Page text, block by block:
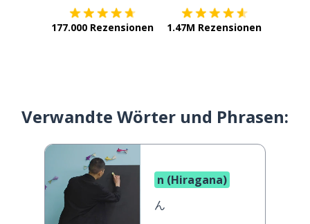
177.000 Rezensionen 1.47M Rezensionen
Verwandte Wörter und Phrasen:
n (Hiragana)
ん